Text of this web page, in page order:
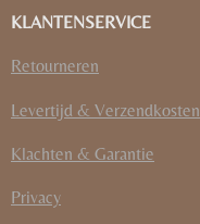
KLANTENSERVICE
Retourneren
Levertijd & Verzendkosten
Klachten & Garantie
Privacy